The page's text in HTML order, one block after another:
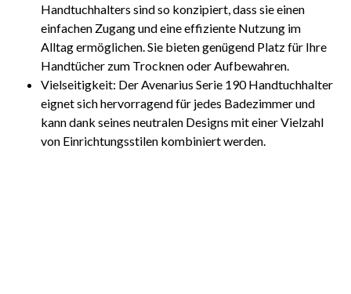
Handtuchhalters sind so konzipiert, dass sie einen
einfachen Zugang und eine effiziente Nutzung im
Alltag ermöglichen. Sie bieten genügend Platz für Ihre
Handtücher zum Trocknen oder Aufbewahren.
Vielseitigkeit: Der Avenarius Serie 190 Handtuchhalter
eignet sich hervorragend für jedes Badezimmer und
kann dank seines neutralen Designs mit einer Vielzahl
von Einrichtungsstilen kombiniert werden.